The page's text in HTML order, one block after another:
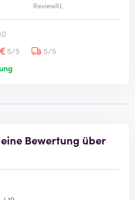
ReviewXL
5/5
5/5
Bewertung über